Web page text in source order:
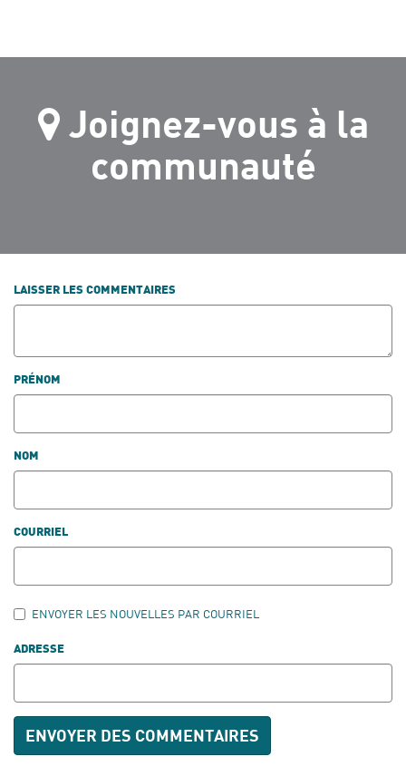
Joignez-vous à la
communauté
LAISSER LES COMMENTAIRES
PRÉNOM
NOM
COURRIEL
ENVOYER LES NOUVELLES PAR COURRIEL
ADRESSE